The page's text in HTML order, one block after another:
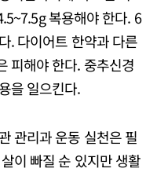
복용해야 한다. 6
. 다이어트 한약과 다른
피해야 한다. 중추신경
을 일으킨다.
관리과 운동 실천은 필
이 빠질 순 있지만 생활